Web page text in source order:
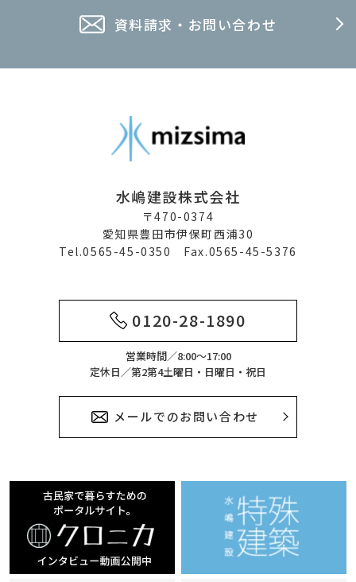
資料請求・お問い合わせ
水嶋建設株式会社
〒470-0374
愛知県豊田市伊保町西浦30
Tel.0565-45-0350 Fax.0565-45-5376
0120-28-1890
営業時間／8:00～17:00
定休日／第2第4土曜日・日曜日・祝日
メールでのお問い合わせ